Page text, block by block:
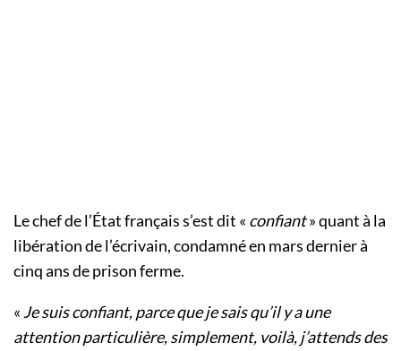
Le chef de l’État français s’est dit « confiant» quant à la
libération de l’écrivain, condamné en mars dernier à
cinq ans de prison ferme.
« Je suis confiant, parce que je sais qu’il y a une
attention particulière, simplement, voilà, j’attends des